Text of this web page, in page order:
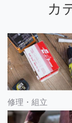
カ
修理・組立